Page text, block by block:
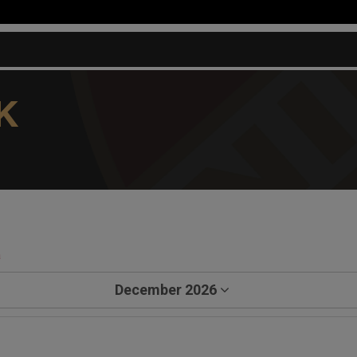
December 2026